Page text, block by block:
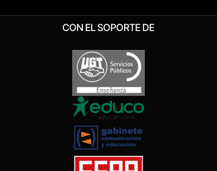
CON EL SOPORTE DE